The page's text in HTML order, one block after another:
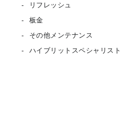
リフレッシュ
板金
その他メンテナンス
ハイブリットスペシャリスト